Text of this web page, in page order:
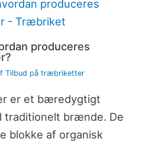
produceres
Tilbud på træbriketter
er et bæredygtigt
traditionelt brænde. De
blokke af organisk